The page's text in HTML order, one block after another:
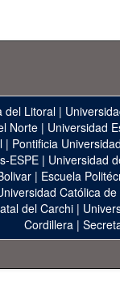
del Litoral |
Norte| Universidad
| Pontificia
ESPE | Universidad
| Escuela
Católica
del Carchi |
Cordillera|